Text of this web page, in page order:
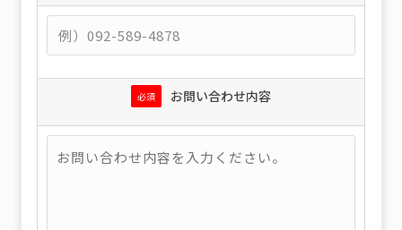
必須 お問い合わせ内容